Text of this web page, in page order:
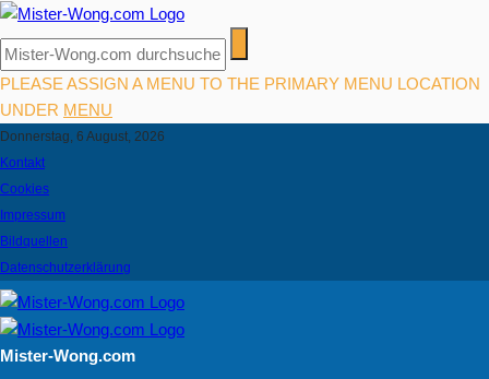
PLEASE ASSIGN A MENU TO THE PRIMARY MENU LOCATION
UNDER MENU
Donnerstag, 6 August, 2026
Kontakt
Cookies
Impressum
Bildquellen
Datenschutzerklärung
Mister-Wong.com